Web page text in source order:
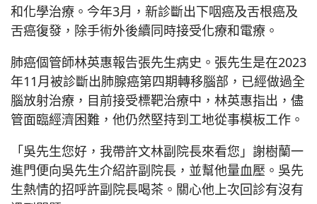
和化學治療。今年3月，新診斷出下咽癌及舌根癌及
舌癌復發，除手術外後續同時接受化療和電療。
肺癌個管師林英惠報告張先生病史。張先生是在2023
年11月被診斷出肺腺癌第四期轉移腦部，已經做過全
腦放射治療，目前接受標靶治療中，林英惠指出，儘
管面臨經濟困難，他仍然堅持到工地從事模板工作。
「吳先生您好，我帶許文林副院長來看您」謝樹蘭一
進門便向吳先生介紹許副院長，並幫他量血壓。吳先
生熱情的招呼許副院長喝茶。關心他上次回診有沒有